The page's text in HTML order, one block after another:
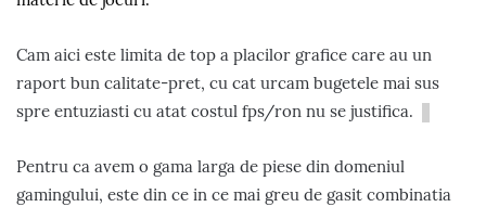
Cam aici este limita de top a placilor grafice care au un
raport bun calitate-pret, cu cat urcam bugetele mai sus
spre entuziasti cu atat costul fps/ron nu se justifica.
Pentru ca avem o gama larga de piese din domeniul
gamingului, este din ce in ce mai greu de gasit combinatia